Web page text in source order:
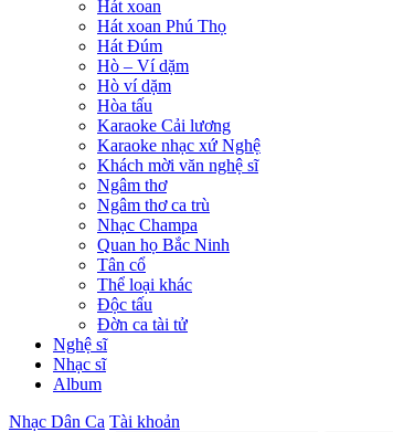
Hát xoan
Hát xoan Phú Thọ
Hát Đúm
Hò – Ví dặm
Hò ví dặm
Hòa tấu
Karaoke Cải lương
Karaoke nhạc xứ Nghệ
Khách mời văn nghệ sĩ
Ngâm thơ
Ngâm thơ ca trù
Nhạc Champa
Quan họ Bắc Ninh
Tân cổ
Thể loại khác
Độc tấu
Đờn ca tài tử
Nghệ sĩ
Nhạc sĩ
Album
Nhạc Dân Ca Tài khoản